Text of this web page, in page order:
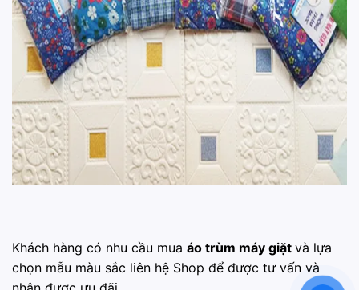
Khách hàng có nhu cầu mua áo trùm máy giặt và lựa
chọn mẫu màu sắc liên hệ Shop để được tư vấn và